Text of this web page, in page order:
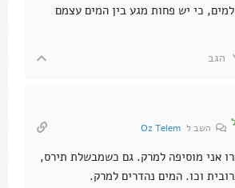
למים, כי יש פחות מגע בין המים עצמם
הגב
השב ל Oz Telem
אני מוסיפה למרק. גם כשמבשלת תירס,
וכו. המים נהדרים למרק.